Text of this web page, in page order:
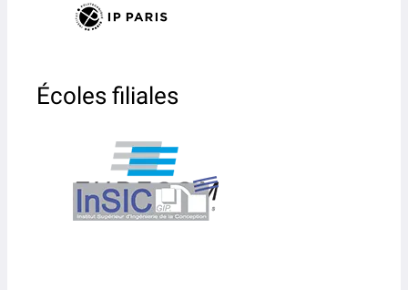
Écoles filiales